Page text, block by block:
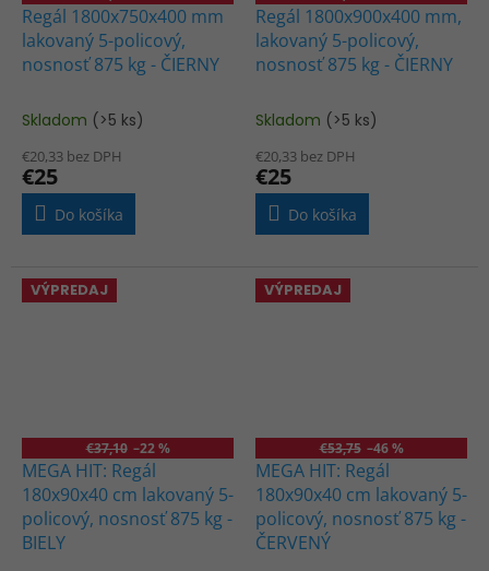
Regál 1800x750x400 mm
lakovaný 5-policový,
nosnosť 875 kg - ČIERNY
Priemerné
produktu
je
5,0
Skladom (>5 ks)
€20,33 bez DPH
€25
Do košíka
Regál 1800x900x400 mm,
lakovaný 5-policový,
nosnosť 875 kg - ČIERNY
Priemerné
produktu
je
3,3
Skladom (>5 ks)
€20,33 bez DPH
€25
Do košíka
VÝPREDAJ
€37,10 –22 %
MEGA HIT: Regál
180x90x40 cm lakovaný 5-
policový, nosnosť 875 kg -
BIELY
VÝPREDAJ
€53,75 –46 %
MEGA HIT: Regál
180x90x40 cm lakovaný 5-
policový, nosnosť 875 kg -
ČERVENÝ